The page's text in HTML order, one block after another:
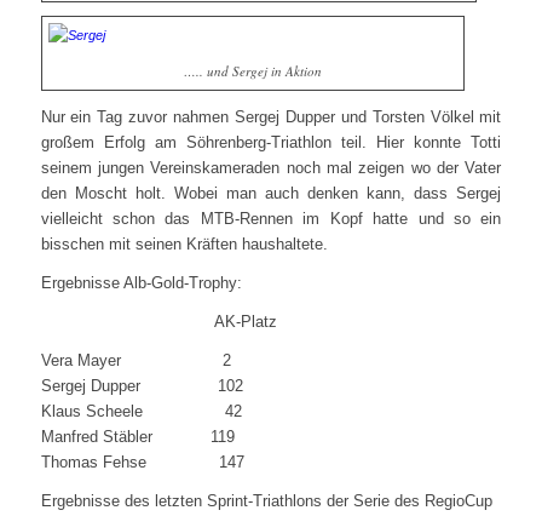
….. und Sergej in Aktion
Nur ein Tag zuvor nahmen Sergej Dupper und Torsten Völkel mit
großem Erfolg am Söhrenberg-Triathlon teil. Hier konnte Totti
seinem jungen Vereinskameraden noch mal zeigen wo der Vater
den Moscht holt. Wobei man auch denken kann, dass Sergej
vielleicht schon das MTB-Rennen im Kopf hatte und so ein
bisschen mit seinen Kräften haushaltete.
Ergebnisse Alb-Gold-Trophy:
AK-Platz
Vera Mayer 2
Sergej Dupper 102
Klaus Scheele 42
Manfred Stäbler 119
Thomas Fehse 147
Ergebnisse des letzten Sprint-Triathlons der Serie des RegioCup